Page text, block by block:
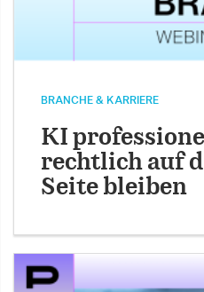
BRANCHE & KARRIERE
KI
rechtlich auf
Seite bleiben